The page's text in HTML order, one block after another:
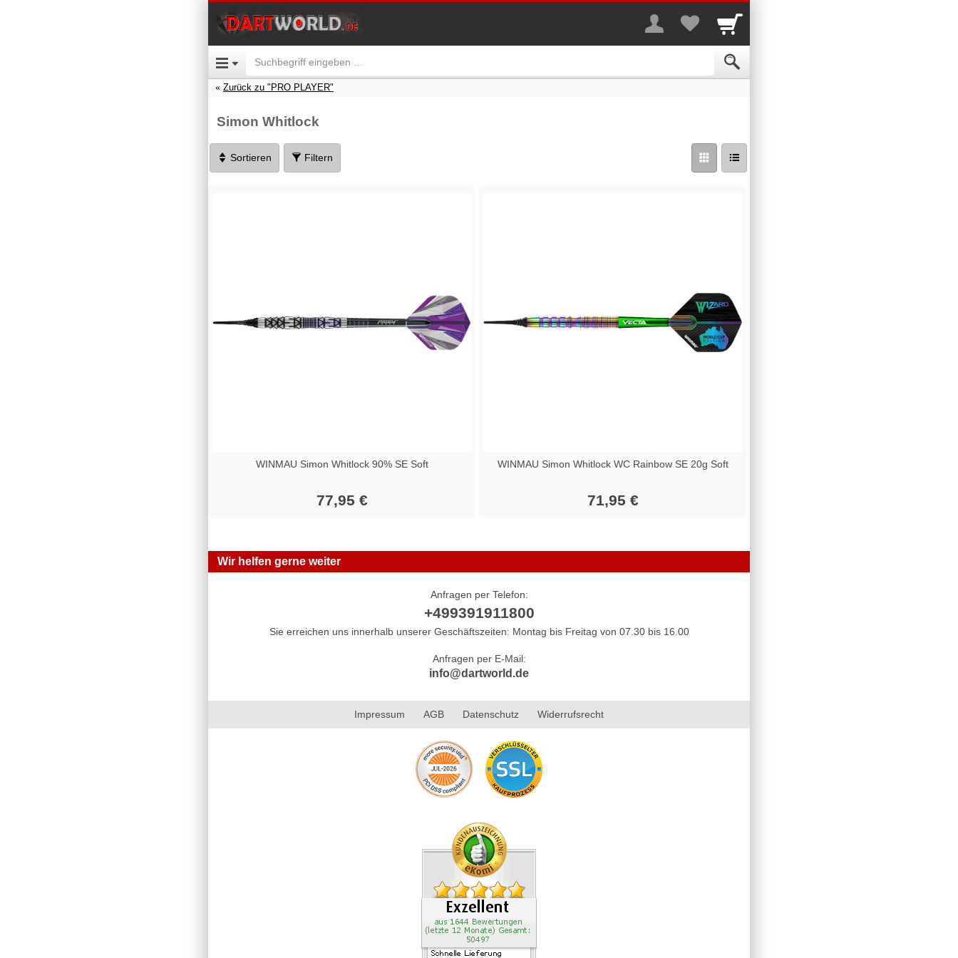
Zurück zu "PRO PLAYER"
Simon Whitlock
Sortieren Filtern
WINMAU Simon Whitlock 90% SE Soft
77,95 €
WINMAU Simon Whitlock WC Rainbow SE 20g Soft
71,95 €
Wir helfen gerne weiter
Anfragen per Telefon:
+499391911800
Sie erreichen uns innerhalb unserer Geschäftszeiten: Montag bis Freitag von 07.30 bis 16.00
Anfragen per E-Mail:
info@dartworld.de
Impressum AGB Datenschutz Widerrufsrecht